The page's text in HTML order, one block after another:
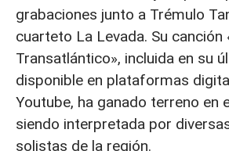
grabaciones junto a Trémulo
cuarteto La Levada. Su canción
Transatlántico», incluida en su
disponible en plataformas
Youtube, ha ganado terreno en
siendo interpretada por
solistas de la región.